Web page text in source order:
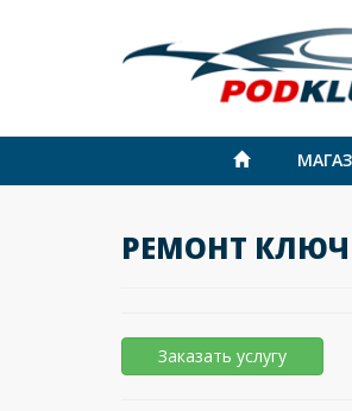
РЕМОНТ
Заказать услугу